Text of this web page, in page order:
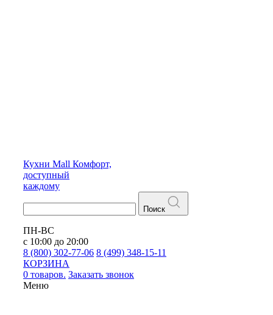
Кухни Mall Комфорт,
доступный
каждому
Поиск
ПН-ВС
с 10:00 до 20:00
8 (800) 302-77-06 8 (499) 348-15-11
КОРЗИНА
0 товаров. Заказать звонок
Меню